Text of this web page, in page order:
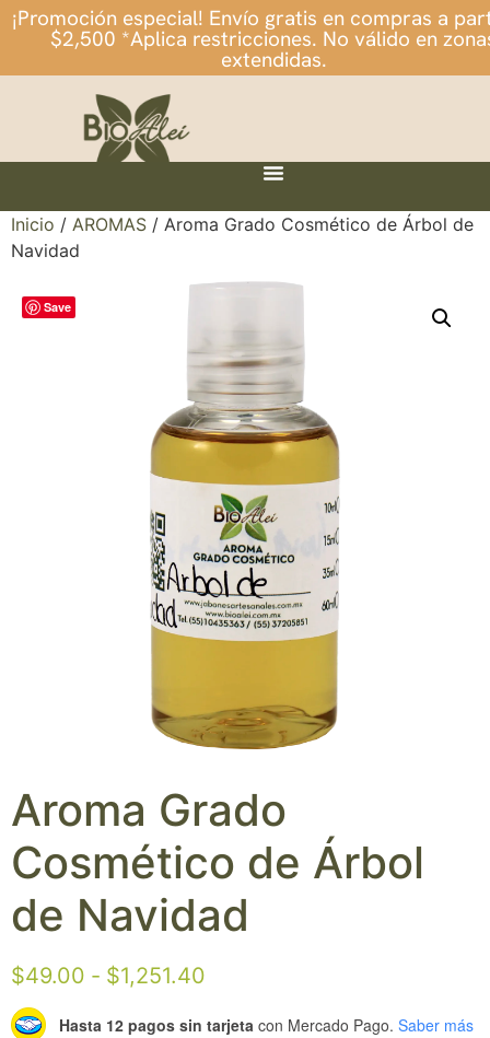
¡Promoción especial! Envío gratis en compras a
$2,500 *Aplica restricciones. No válido en
extendidas.
Inicio / AROMAS / Aroma Grado Cosmético de Árbol de
Navidad
Save
Aroma Grado
Cosmético de Árbol
de Navidad
$49.00 - $1,251.40
Hasta 12 pagos sin tarjeta con Mercado Pago. Saber más